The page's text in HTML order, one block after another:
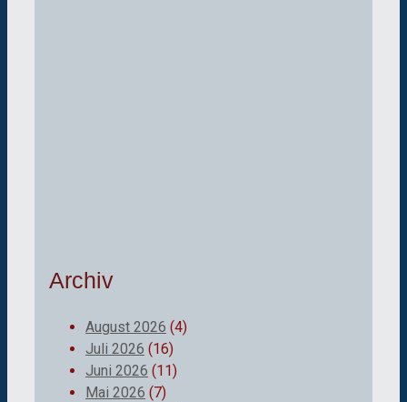
Archiv
August 2026 (4)
Juli 2026 (16)
Juni 2026 (11)
Mai 2026 (7)